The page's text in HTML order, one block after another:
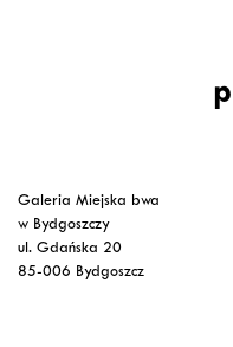
Galeria Miejska bwa
w Bydgoszczy
ul. Gdańska 20
85-006 Bydgoszcz